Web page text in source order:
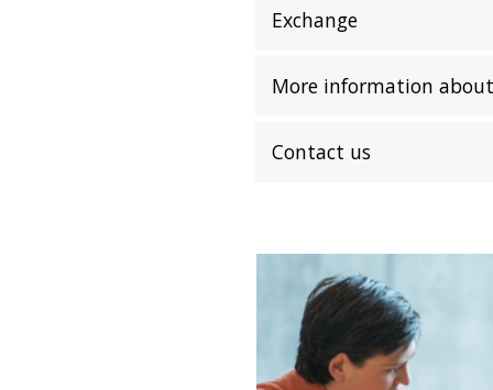
Exchange
More information
Contact us